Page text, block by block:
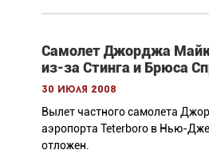
Самолет Джорджа
из-за Стинга и Брюса
30 июля 2008
Вылет частного самолета
аэропорта Teterboro в Нью-
отложен.